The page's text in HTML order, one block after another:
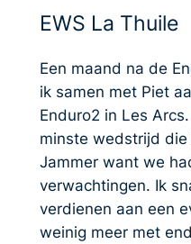
EWS La Thuile
Een maand na de
ik samen met Piet
Enduro2 in Les
minste wedstrijd
Jammer want we
verwachtingen. Ik
verdienen aan een
weinig meer met